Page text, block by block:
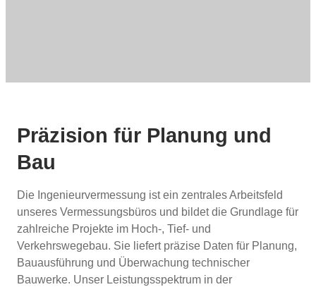
Präzision für Planung und
Bau
Die Ingenieurvermessung ist ein zentrales Arbeitsfeld
unseres Vermessungsbüros und bildet die Grundlage für
zahlreiche Projekte im Hoch-, Tief- und
Verkehrswegebau. Sie liefert präzise Daten für Planung,
Bauausführung und Überwachung technischer
Bauwerke. Unser Leistungsspektrum in der